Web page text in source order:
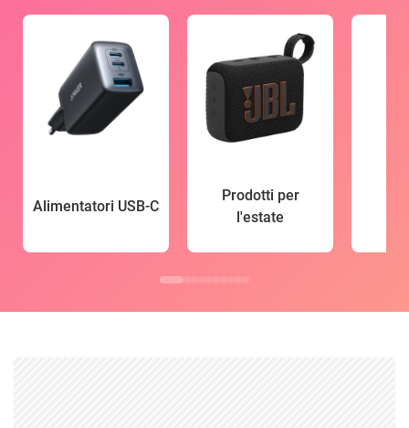
Alimentatori USB-C
Prodotti per
l'estate